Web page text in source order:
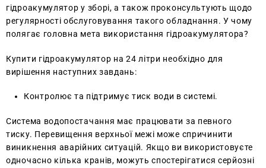
гідроакумулятор у зборі, а також проконсультують щодо
регулярності обслуговування такого обладнання. У чому
полягає головна мета використання гідроакумулятора?
Купити гідроакумулятор на 24 літри необхідно для
вирішення наступних завдань:
Контролює та підтримує тиск води в системі.
Система водопостачання має працювати за певного
тиску. Перевищення верхньої межі може спричинити
виникнення аварійних ситуацій. Якщо ви використовуєте
одночасно кілька кранів, можуть спостерігатися серйозні